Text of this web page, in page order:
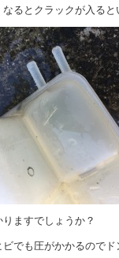
るとクラックが入ると
ますでしょうか？
でも圧がかかるのでド